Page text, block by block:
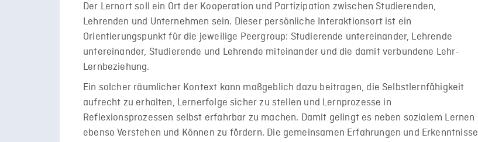
Der Lernort soll ein Ort der Kooperation und Partizipation zwischen Studierenden,
Lehrenden und Unternehmen sein. Dieser persönliche Interaktionsort ist ein
Orientierungspunkt für die jeweilige Peergroup: Studierende untereinander, Lehrende
untereinander, Studierende und Lehrende miteinander und die damit verbundene Lehr-
Lernbeziehung.
Ein solcher räumlicher Kontext kann maßgeblich dazu beitragen, die Selbstlernfähigkeit
aufrecht zu erhalten, Lernerfolge sicher zu stellen und Lernprozesse in
Reflexionsprozessen selbst erfahrbar zu machen. Damit gelingt es neben sozialem Lernen
ebenso Verstehen und Können zu fördern. Die gemeinsamen Erfahrungen und Erkenntnisse